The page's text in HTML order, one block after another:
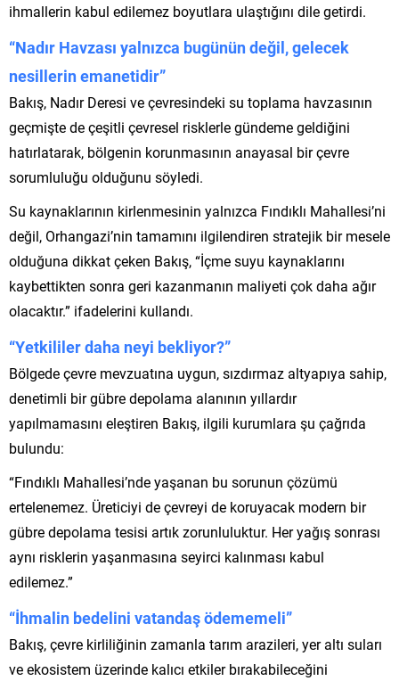
ihmallerin kabul edilemez boyutlara ulaştığını dile getirdi.
“Nadır Havzası yalnızca bugünün değil, gelecek
nesillerin emanetidir”
Bakış, Nadır Deresi ve çevresindeki su toplama havzasının
geçmişte de çeşitli çevresel risklerle gündeme geldiğini
hatırlatarak, bölgenin korunmasının anayasal bir çevre
sorumluluğu olduğunu söyledi.
Su kaynaklarının kirlenmesinin yalnızca Fındıklı Mahallesi’ni
değil, Orhangazi’nin tamamını ilgilendiren stratejik bir mesele
olduğuna dikkat çeken Bakış, “İçme suyu kaynaklarını
kaybettikten sonra geri kazanmanın maliyeti çok daha ağır
olacaktır.” ifadelerini kullandı.
“Yetkililer daha neyi bekliyor?”
Bölgede çevre mevzuatına uygun, sızdırmaz altyapıya sahip,
denetimli bir gübre depolama alanının yıllardır
yapılmamasını eleştiren Bakış, ilgili kurumlara şu çağrıda
bulundu:
“Fındıklı Mahallesi’nde yaşanan bu sorunun çözümü
ertelenemez. Üreticiyi de çevreyi de koruyacak modern bir
gübre depolama tesisi artık zorunluluktur. Her yağış sonrası
aynı risklerin yaşanmasına seyirci kalınması kabul
edilemez.”
“İhmalin bedelini vatandaş ödememeli”
Bakış, çevre kirliliğinin zamanla tarım arazileri, yer altı suları
ve ekosistem üzerinde kalıcı etkiler bırakabileceğini